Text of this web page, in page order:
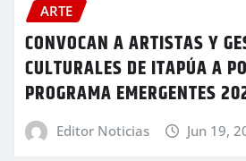
ARTE
CONVOCAN A ARTISTAS Y
CULTURALES DE ITAPÚA A
PROGRAMA EMERGENTES
Editor Noticias Jun 19,